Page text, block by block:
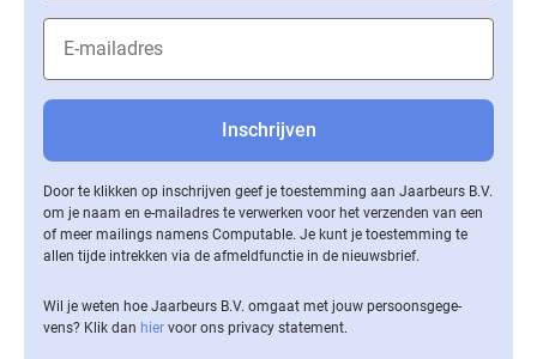
Door te klikken op inschrijven geef je toestemming aan Jaarbeurs B.V.
om je naam en e-mailadres te verwerken voor het verzenden van een
of meer mailings namens Computable. Je kunt je toestemming te
allen tijde intrekken via de af­meld­func­tie in de nieuwsbrief.
Wil je weten hoe Jaarbeurs B.V. omgaat met jouw per­soons­ge­ge­
vens? Klik dan hier voor ons privacy statement.